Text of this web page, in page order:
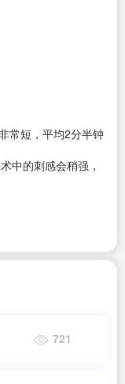
常短，平均2分半钟
中的刺感会稍强，
721